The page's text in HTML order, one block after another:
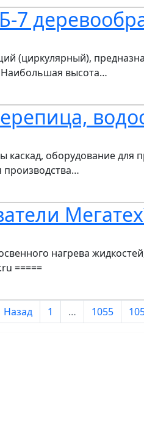
7
(циркулярный),
высота…
оборудование
производства…
нагрева
=====
Назад
1 … 1055